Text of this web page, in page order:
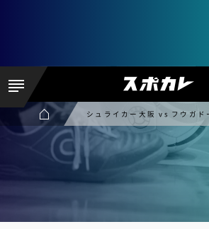
シュライカー大阪 vs フウガド